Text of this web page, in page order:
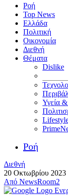
Ροή
Top News
Ελλάδα
Πολιτική
Οικονομία
Διεθνή
Θέματα
Dislike
Υγεία
Ροή
Διεθνή
20 Οκτωβρίου 2023
Από NewsRoom2